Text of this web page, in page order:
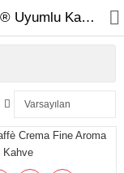
Kapsül Kahve Çeşitleri | Nespresso® Uyumlu Kahveler – Coffeein.store